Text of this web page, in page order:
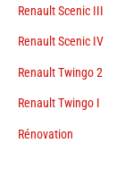
Renault Scenic III
Renault Scenic IV
Renault Twingo 2
Renault Twingo I
Rénovation